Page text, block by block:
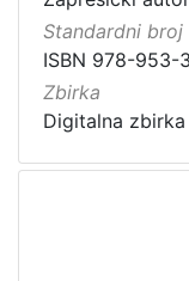
Standardni broj
ISBN 978-953-
Zbirka
Digitalna